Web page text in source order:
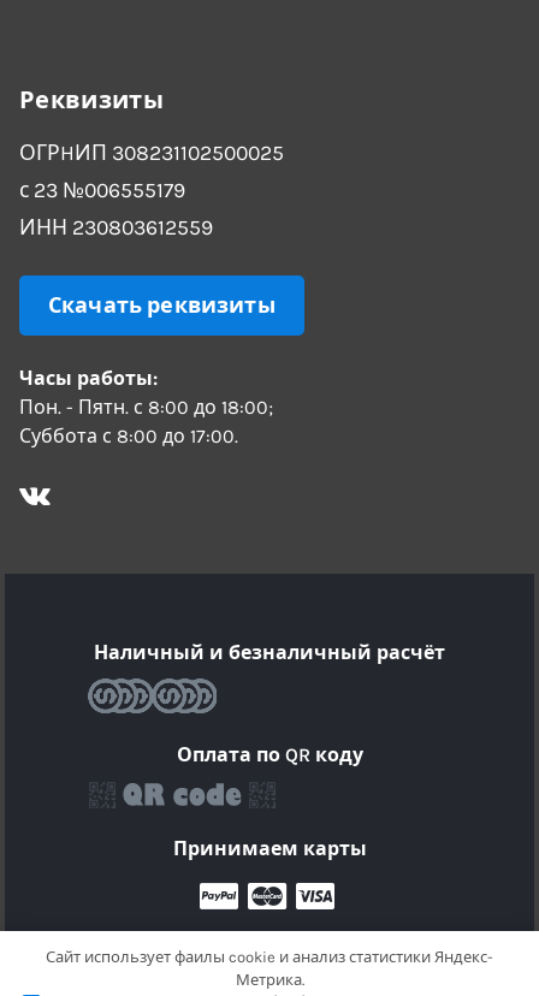
Реквизиты
ОГРHИП 308231102500025
с 23 №006555179
ИНН 230803612559
Скачать реквизиты
Часы работы:
Пон. - Пятн. с 8:00 до 18:00;
Суббота с 8:00 до 17:00.
Наличный и безналичный расчёт
Оплата по QR коду
Принимаем карты
Сайт использует фаилы cookie и анализ статистики Яндекс-
Метрика.